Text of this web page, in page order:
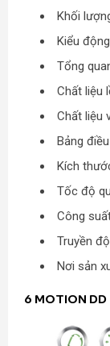
Khối
Kiểu
Tổng
Chất liệu
Chất liệu
Bảng
Kích
Tốc độ
Công
Truyền
Nơi sản
6 MOTION DD